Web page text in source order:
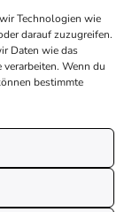
Technologien wie
darauf zuzugreifen.
Daten wie das
Wenn du
bestimmte